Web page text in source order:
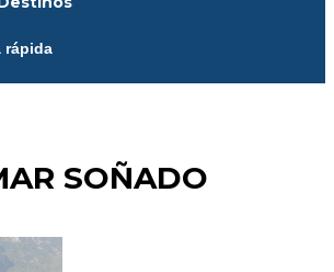
rápida
SOÑADO